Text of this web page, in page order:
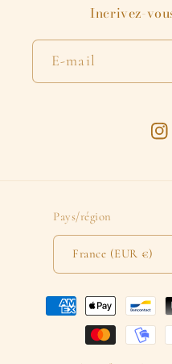
Incrivez-
E-mail
Pays/région
France (EUR €)
Moyens
paiement